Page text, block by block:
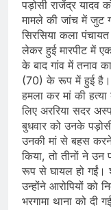
पड़ोसी राजेंद्र यादव
मामले की जांच में जुट
सिरसिया कला
लेकर हुई मारपीट में
के बाद गांव में तनाव
(70) के रूप में हुई है।
हमला कर मां की
लिए अररिया सदर
बुधवार को उनके
उनकी मां से बहस करने
किया, तो तीनों ने
रूप से घायल हो गईं।
उन्होंने आरोपियों को
भरगामा थाना को